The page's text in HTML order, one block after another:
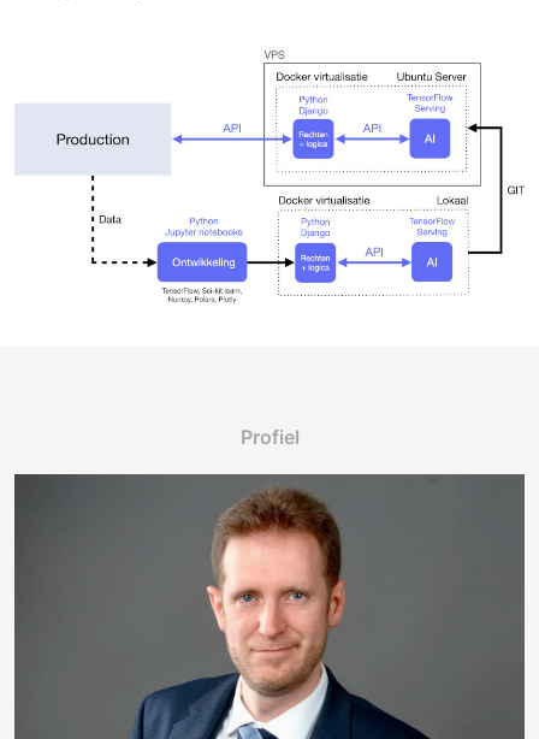
Profiel